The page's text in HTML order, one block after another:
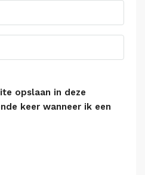
opslaan in deze
keer wanneer ik een